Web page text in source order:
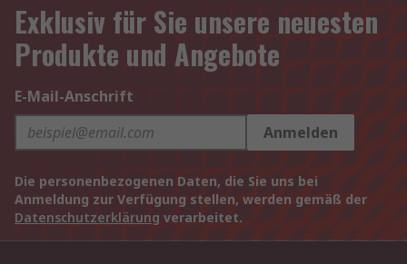
Exklusiv für Sie unsere neuesten
Produkte und Angebote
E-Mail-Anschrift
Anmelden
Die personenbezogenen Daten, die Sie uns bei
Anmeldung zur Verfügung stellen, werden gemäß der
Datenschutzerklärung verarbeitet.